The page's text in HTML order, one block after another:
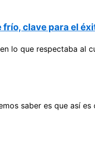
clave para el
lo que respectaba al
saber es que así